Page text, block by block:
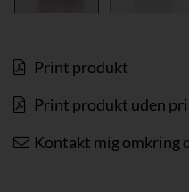
Print produkt
Print produkt uden
Kontakt mig omkring